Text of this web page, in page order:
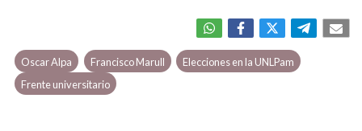
Oscar Alpa Francisco Marull
Elecciones en la UNLPam
Frente universitario